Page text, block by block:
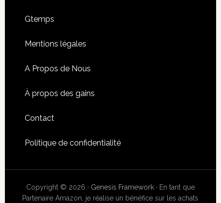
Footer
Gtemps
Mentions légales
A Propos de Nous
À propos des gains
Contact
Politique de confidentialité
Copyright © 2026 · Genesis Framework· En tant que
Partenaire Amazon, je réalise un bénéfice sur les achats